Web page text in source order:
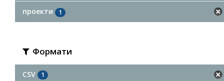
проекти 1
Формати
CSV 1